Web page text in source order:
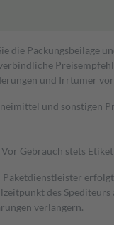
die Packungsbeilage
und Irrtümer
und sonstigen
Gebrauch stets
des
verlängern.